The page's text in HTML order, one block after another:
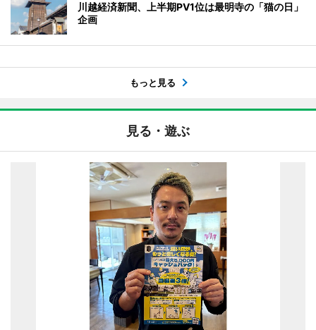
川越経済新聞、上半期PV1位は最明寺の「猫の日」
企画
もっと見る
見る・遊ぶ